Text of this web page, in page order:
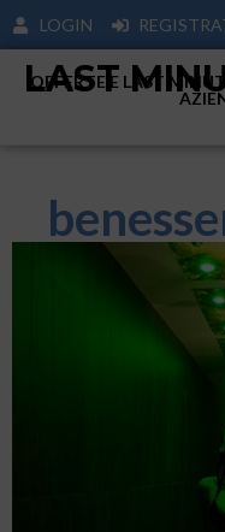
LOGIN
LAST
OFFERTE E LAST